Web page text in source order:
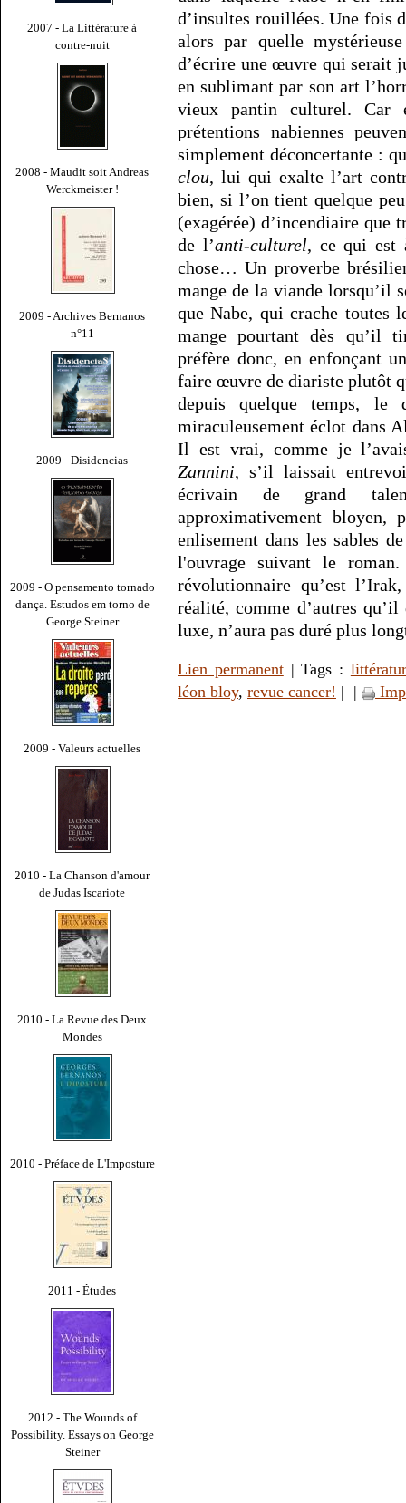
2007 - La Littérature à
contre-nuit
2008 - Maudit soit Andreas
Werckmeister !
2009 - Archives Bernanos
n°11
2009 - Disidencias
2009 - O pensamento tornado
dança. Estudos em torno de
George Steiner
2009 - Valeurs actuelles
2010 - La Chanson d'amour
de Judas Iscariote
2010 - La Revue des Deux
Mondes
2010 - Préface de L'Imposture
2011 - Études
2012 - The Wounds of
Possibility. Essays on George
Steiner
d’insultes rouillées. Une fois
alors par quelle
d’écrire une œuvre qui serait
en sublimant par son art
vieux pantin culturel.
prétentions nabiennes
simplement déconcertante :
clou, lui qui exalte l’art
bien, si l’on tient quelque
(exagérée) d’incendiaire
de l’anti-culturel, ce qui est
chose… Un proverbe
mange de la viande lorsqu’il
que Nabe, qui crache toutes
mange pourtant dès qu’il
préfère donc, en enfonçant
faire œuvre de diariste plutôt
depuis quelque temps, le
miraculeusement éclot dans
Il est vrai, comme je
Zannini, s’il laissait
écrivain de grand
approximativement bloyen,
enlisement dans les sables
l'ouvrage suivant le
révolutionnaire qu’est
réalité, comme d’autres
luxe, n’aura pas duré plus
Lien permanent| Tags :
léon bloy, revue cancer! | |